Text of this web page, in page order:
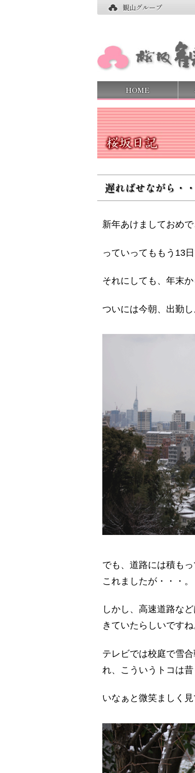
観山グループ
HOME
遅ればせながら・
新年あけましておめで
っていってももう13
それにしても、年末
ついには今朝、出勤
でも、道路には積も
これましたが・・・。
しかし、高速道路な
きていたらしいですね
テレビでは校庭で雪
れ、こういうトコは
いなぁと微笑ましく見